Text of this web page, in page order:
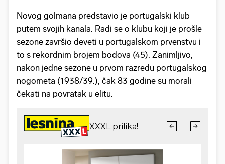
Novog golmana predstavio je portugalski klub
putem svojih kanala. Radi se o klubu koji je prošle
sezone završio deveti u portugalskom prvenstvu i
to s rekordnim brojem bodova (45). Zanimljivo,
nakon jedne sezone u prvom razredu portugalskog
nogometa (1938/39.), čak 83 godine su morali
čekati na povratak u elitu.